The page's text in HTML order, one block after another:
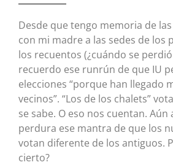
Desde que tengo memoria de
con mi madre a las sedes de los
los recuentos (¿cuándo se
recuerdo ese runrún de que IU
elecciones “porque han llegado
vecinos”. “Los de los chalets”
se sabe. O eso nos cuentan. Aún
perdura ese mantra de que los
votan diferente de los antiguos.
cierto?